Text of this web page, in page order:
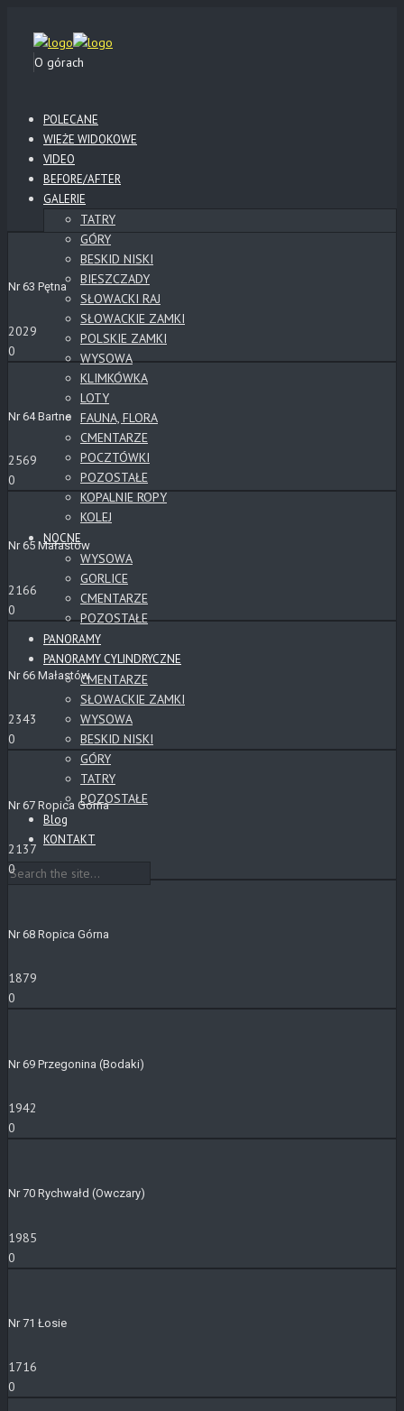
O górach
POLECANE
WIEŻE WIDOKOWE
VIDEO
BEFORE/AFTER
GALERIE
TATRY
GÓRY
BESKID NISKI
BIESZCZADY
SŁOWACKI RAJ
SŁOWACKIE ZAMKI
POLSKIE ZAMKI
WYSOWA
KLIMKÓWKA
LOTY
FAUNA, FLORA
CMENTARZE
POCZTÓWKI
POZOSTAŁE
KOPALNIE ROPY
KOLEJ
NOCNE
WYSOWA
GORLICE
CMENTARZE
POZOSTAŁE
PANORAMY
PANORAMY CYLINDRYCZNE
CMENTARZE
SŁOWACKIE ZAMKI
WYSOWA
BESKID NISKI
GÓRY
TATRY
POZOSTAŁE
Blog
KONTAKT
Nr 63 Pętna
2029
0
Nr 64 Bartne
2569
0
Nr 65 Małastów
2166
0
Nr 66 Małastów
2343
0
Nr 67 Ropica Górna
2137
0
Nr 68 Ropica Górna
1879
0
Nr 69 Przegonina (Bodaki)
1942
0
Nr 70 Rychwałd (Owczary)
1985
0
Nr 71 Łosie
1716
0